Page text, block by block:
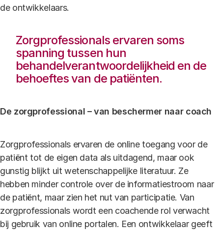
de ontwikkelaars.
Zorgprofessionals ervaren soms
spanning tussen hun
behandelverantwoordelijkheid en de
behoeftes van de patiënten.
De zorgprofessional – van beschermer naar coach
Zorgprofessionals ervaren de online toegang voor de
patiënt tot de eigen data als uitdagend, maar ook
gunstig blijkt uit wetenschappelijke literatuur. Ze
hebben minder controle over de informatiestroom naar
de patiënt, maar zien het nut van participatie. Van
zorgprofessionals wordt een coachende rol verwacht
bij gebruik van online portalen. Een ontwikkelaar geeft